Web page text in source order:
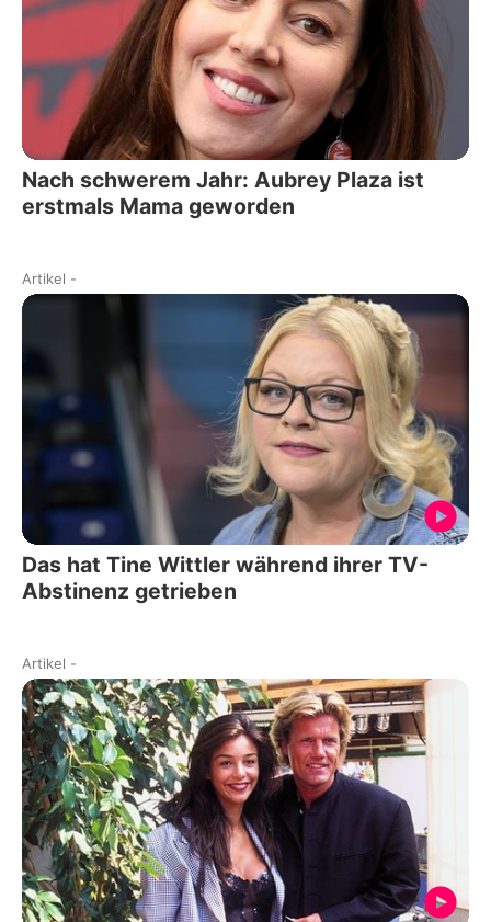
Nach schwerem Jahr: Aubrey Plaza ist
erstmals Mama geworden
Artikel -
Das hat Tine Wittler während ihrer TV-
Abstinenz getrieben
Artikel -